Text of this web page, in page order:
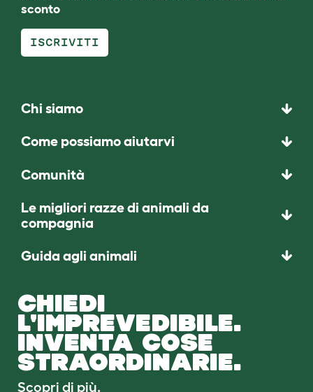
sconto
ISCRIVITI
Chi siamo
Come possiamo aiutarvi
Comunità
Le migliori razze di animali da
compagnia
Guida agli animali
CHIEDI
L'IMPREVEDIBILE.
INVENTA COSE
STRAORDINARIE.
Scopri di più.